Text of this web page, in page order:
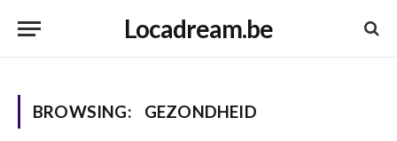
Locadream.be
BROWSING: GEZONDHEID